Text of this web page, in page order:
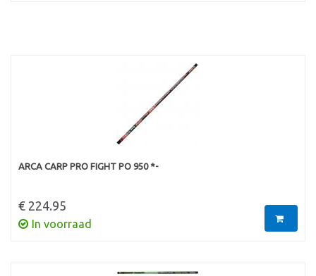
ARCA CARP PRO FIGHT PO 950 *-
€ 224.95
In voorraad